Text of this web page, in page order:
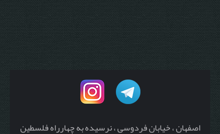
اصفهان ، خیابان فردوسی ، نرسیده به چهارراه فلسطین